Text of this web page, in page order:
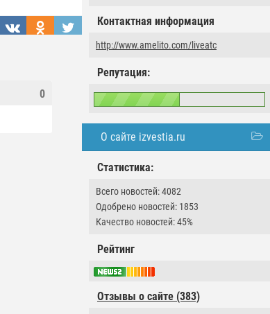
Контактная информация
http://www.amelito.com/liveatc
Репутация:
О сайте izvestia.ru
Статистика:
Всего новостей: 4082
Одобрено новостей: 1853
Качество новостей: 45%
Рейтинг
Отзывы о сайте (383)
0